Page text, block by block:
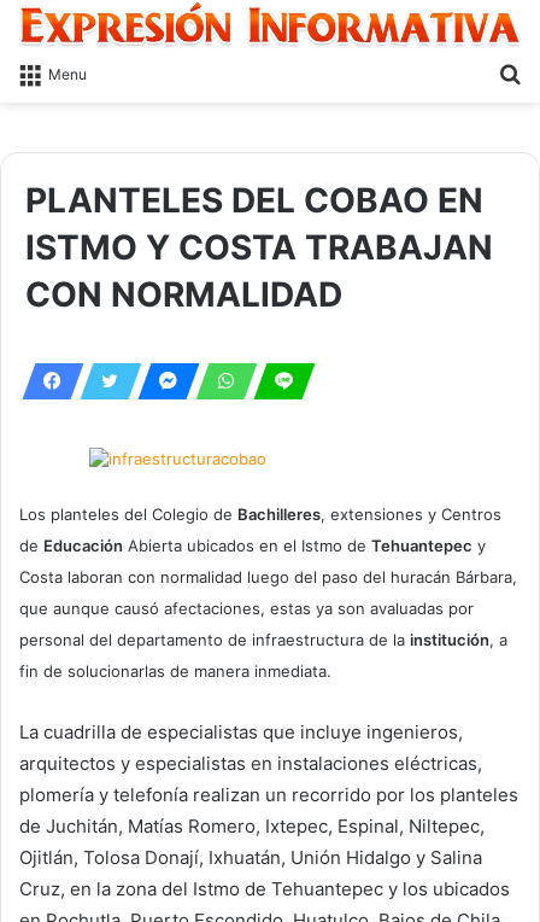
Menu
PLANTELES DEL COBAO EN
ISTMO Y COSTA TRABAJAN
CON NORMALIDAD
Los planteles del Colegio de Bachilleres, extensiones y Centros
de Educación Abierta ubicados en el Istmo de Tehuantepec y
Costa laboran con normalidad luego del paso del huracán Bárbara,
que aunque causó afectaciones, estas ya son avaluadas por
personal del departamento de infraestructura de la institución, a
fin de solucionarlas de manera inmediata.
La cuadrilla de especialistas que incluye ingenieros,
arquitectos y especialistas en instalaciones eléctricas,
plomería y telefonía realizan un recorrido por los planteles
de Juchitán, Matías Romero, Ixtepec, Espinal, Niltepec,
Ojitlán, Tolosa Donají, Ixhuatán, Unión Hidalgo y Salina
Cruz, en la zona del Istmo de Tehuantepec y los ubicados